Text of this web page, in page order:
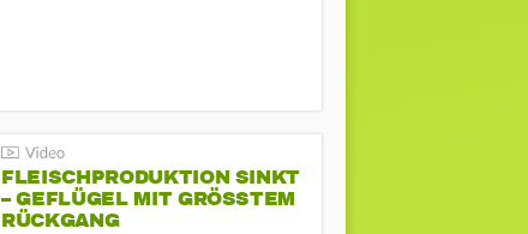
FLEISCHPRODUKTION SINKT
– GEFLÜGEL MIT GRÖSSTEM R
ÜCKGANG